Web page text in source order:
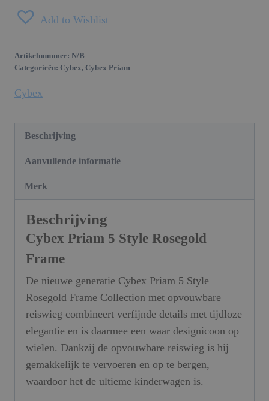
Rosegold
Add to Wishlist
Artikelnummer: N/B
Categorieën: Cybex, Cybex Priam
Cybex
Beschrijving
Aanvullende informatie
Merk
Beschrijving
Cybex Priam 5 Style Rosegold
Frame
De nieuwe generatie Cybex Priam 5 Style
Rosegold Frame Collection met opvouwbare
reiswieg combineert verfijnde details met tijdloze
elegantie en is daarmee een waar designicoon op
wielen. Dankzij de opvouwbare reiswieg is hij
gemakkelijk te vervoeren en op te bergen,
waardoor het de ultieme kinderwagen is.